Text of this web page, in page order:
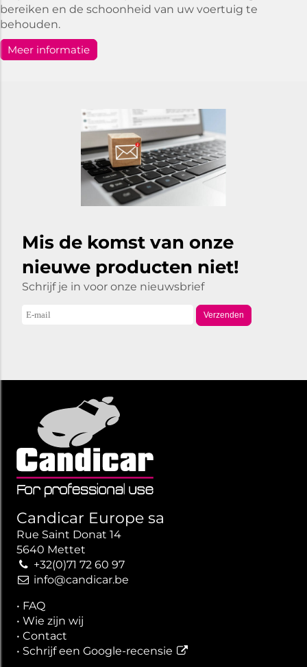
bereiken en de schoonheid van uw voertuig te
behouden.
Meer informatie
Mis de komst van onze
nieuwe producten niet!
Schrijf je in voor onze nieuwsbrief
Verzenden
Candicar Europe sa
Rue Saint Donat 14
5640 Mettet
+32(0)71 72 60 97
info@candicar.be
• FAQ
• Wie zijn wij
• Contact
• Schrijf een Google-recensie